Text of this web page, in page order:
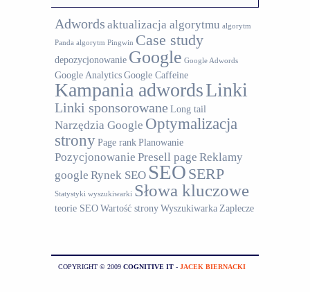
Adwords aktualizacja algorytmu algorytm
Panda algorytm Pingwin Case study
depozycjonowanie Google Google Adwords
Google AnalyticsGoogle Caffeine
Kampania adwordsLinki
Linki sponsorowane Long tail
Narzędzia Google Optymalizacja
stronyPage rankPlanowanie
Pozycjonowanie Presell page Reklamy
google Rynek SEO SEO SERP
Statystyki wyszukiwarki Słowa kluczowe
teorie SEOWartość stronyWyszukiwarka Zaplecze
COPYRIGHT © 2009 COGNITIVE IT - JACEK BIERNACKI